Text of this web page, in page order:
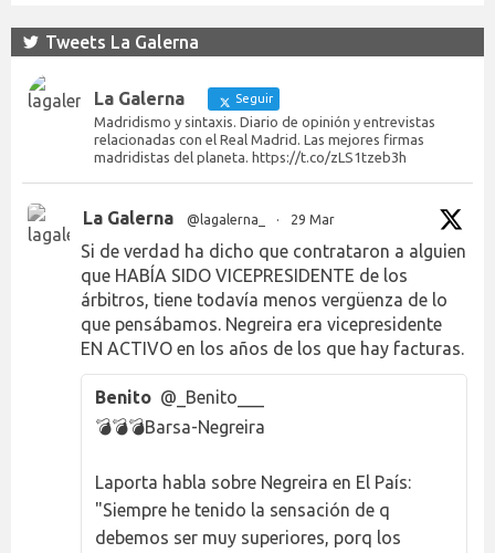
Tweets La Galerna
La Galerna Seguir
Madridismo y sintaxis. Diario de opinión y entrevistas
relacionadas con el Real Madrid. Las mejores firmas
madridistas del planeta. https://t.co/zLS1tzeb3h
La Galerna @lagalerna_ · 29 Mar
Si de verdad ha dicho que contrataron a alguien
que HABÍA SIDO VICEPRESIDENTE de los
árbitros, tiene todavía menos vergüenza de lo
que pensábamos. Negreira era vicepresidente
EN ACTIVO en los años de los que hay facturas.
Benito @_Benito___
💣💣💣Barsa-Negreira
Laporta habla sobre Negreira en El País:
"Siempre he tenido la sensación de q
debemos ser muy superiores, porq los